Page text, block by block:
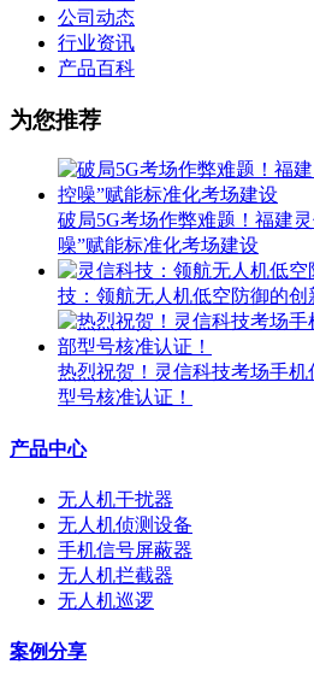
公司动态
行业资讯
产品百科
为您推荐
破局5G考场作弊难题！福建
噪”赋能标准化考场建设
技：领航无人机低空防御的创
热烈祝贺！灵信科技考场手
型号核准认证！
产品中心
无人机干扰器
无人机侦测设备
手机信号屏蔽器
无人机拦截器
无人机巡逻
案例分享